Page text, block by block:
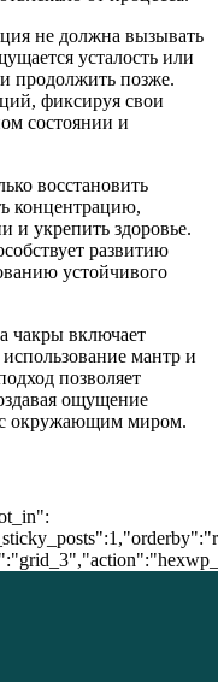
не должна вызывать
усталость или
продолжить позже.
фиксируя свои
состоянии и
восстановить
концентрацию,
и укрепить здоровье.
развитию
устойчивого
чакры включает
мантр и
позволяет
ощущение
с окружающим миром.